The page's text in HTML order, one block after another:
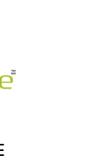
à la liste